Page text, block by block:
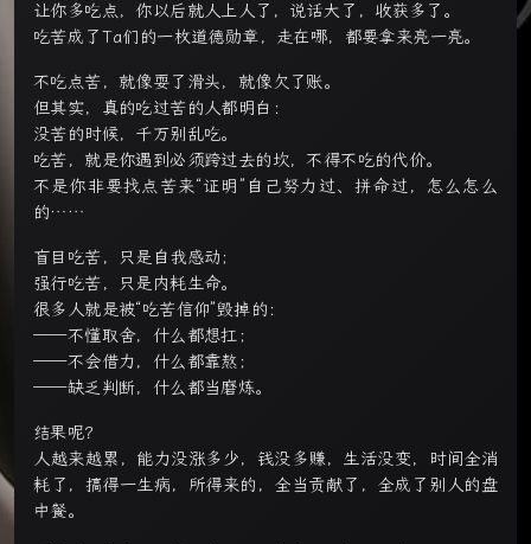
让你多吃点，你以后就人上人了，说话大了，收获多了。
吃苦成了Ta们的一枚道德勋章，走在哪，都要拿来亮一亮。
不吃点苦，就像耍了滑头，就像欠了账。
但其实，真的吃过苦的人都明白：
没苦的时候，千万别乱吃。
吃苦，就是你遇到必须跨过去的坎，不得不吃的代价。
不是你非要找点苦来“证明”自己努力过、拼命过，怎么怎么
的……
盲目吃苦，只是自我感动；
强行吃苦，只是内耗生命。
很多人就是被“吃苦信仰”毁掉的：
——不懂取舍，什么都想扛；
——不会借力，什么都靠熬；
——缺乏判断，什么都当磨炼。
结果呢？
人越来越累，能力没涨多少，钱没多赚，生活没变，时间全消
耗了，搞得一生病，所得来的，全当贡献了，全成了别人的盘
中餐。